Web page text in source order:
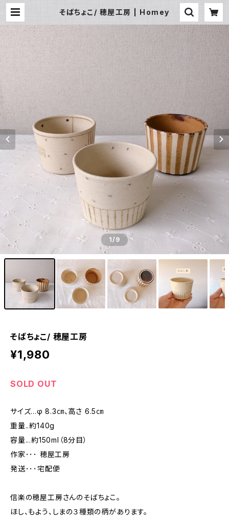
そばちょこ/ 穂屋工房 | Homey
1/9
そばちょこ/ 穂屋工房
¥1,980
SOLD OUT
サイズ...φ 8.3㎝、高さ 6.5㎝
重量..約140g
容量...約150ml（8分目）
作家･･･ 穂屋工房
発送･･･宅配便
信楽の穂屋工房さんのそばちょこ。
ほし、もよう、しまの３種類の柄があります。